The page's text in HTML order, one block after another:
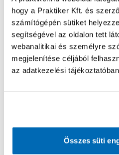
hogy a Praktiker Kft. és
számítógépén sütiket
segítségével az oldalon tett
webanalitikai és személyre
megjelenítése céljából
az adatkezelési
Összes süti